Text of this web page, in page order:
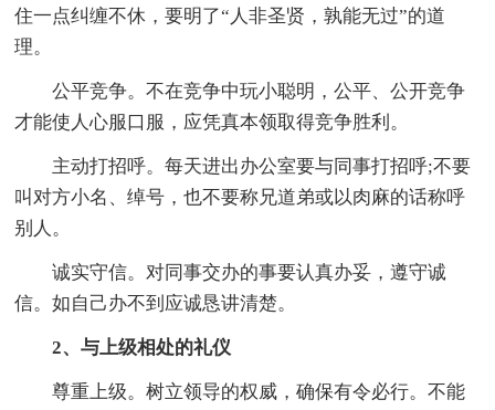
住一点纠缠不休，要明了“人非圣贤，孰能无过”的道
理。
公平竞争。不在竞争中玩小聪明，公平、公开竞争
才能使人心服口服，应凭真本领取得竞争胜利。
主动打招呼。每天进出办公室要与同事打招呼;不要
叫对方小名、绰号，也不要称兄道弟或以肉麻的话称呼
别人。
诚实守信。对同事交办的事要认真办妥，遵守诚
信。如自己办不到应诚恳讲清楚。
2、与上级相处的礼仪
尊重上级。树立领导的权威，确保有令必行。不能